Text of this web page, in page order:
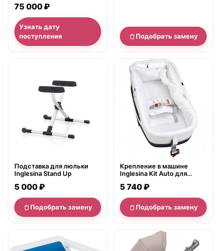
75 000 ₽
Узнать дату
поступления
Подобрать замену
Подставка для люльки
Inglesina Stand Up
5 000 ₽
Подобрать замену
нет в продаже
Крепление в машине
Inglesina Kit Auto для
5 740 ₽
Подобрать замену
нет в продаже